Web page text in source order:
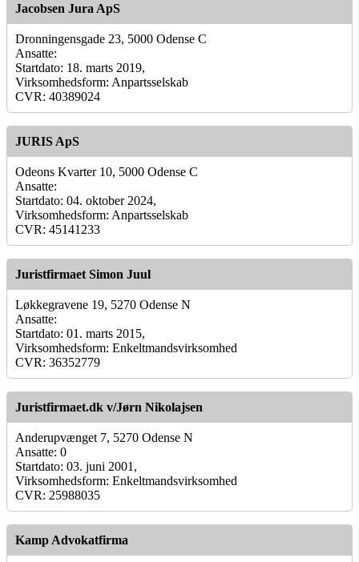
Jacobsen Jura ApS
Dronningensgade 23, 5000 Odense C
Ansatte:
Startdato: 18. marts 2019,
Virksomhedsform: Anpartsselskab
CVR: 40389024
JURIS ApS
Odeons Kvarter 10, 5000 Odense C
Ansatte:
Startdato: 04. oktober 2024,
Virksomhedsform: Anpartsselskab
CVR: 45141233
Juristfirmaet Simon Juul
Løkkegravene 19, 5270 Odense N
Ansatte:
Startdato: 01. marts 2015,
Virksomhedsform: Enkeltmandsvirksomhed
CVR: 36352779
Juristfirmaet.dk v/Jørn Nikolajsen
Anderupvænget 7, 5270 Odense N
Ansatte: 0
Startdato: 03. juni 2001,
Virksomhedsform: Enkeltmandsvirksomhed
CVR: 25988035
Kamp Advokatfirma